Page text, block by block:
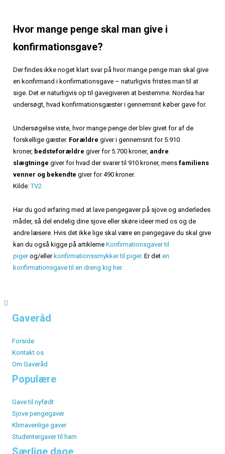
Hvor mange penge skal man give i
konfirmationsgave?
Der findes ikke noget klart svar på hvor mange penge man skal give
en konfirmand i konfirmationsgave – naturligvis fristes man til at
sige. Det er naturligvis op til gavegiveren at bestemme. Nordea har
undersøgt, hvad konfirmationsgæster i gennemsnit køber gave for.
Undersøgelse viste, hvor mange penge der blev givet for af de
forskellige gæster. Forældre giver i gennemsnit for 5.910
kroner, bedsteforældre giver for 5.700 kroner, andre
slægtninge giver for hvad der svarer til 910 kroner, mens familiens
venner og bekendte giver for 490 kroner.
Kilde:TV2
Har du god erfaring med at lave pengegaver på sjove og anderledes
måder, så del endelig dine sjove eller skøre ideer med os og de
andre læsere. Hvis det ikke lige skal være en pengegave du skal give
kan du også kigge på artiklerne Konfirmationsgaver til
pigerog/eller konfirmationssmykker til piger. Er det en
konfirmationsgave til en dreng kig her.
Gaveråd
Forside
Kontakt os
Om Gaveråd
Populære
Gave til nyfødt
Sjove pengegaver
Klimavenlige gaver
Studentergaver til ham
Særlige dage